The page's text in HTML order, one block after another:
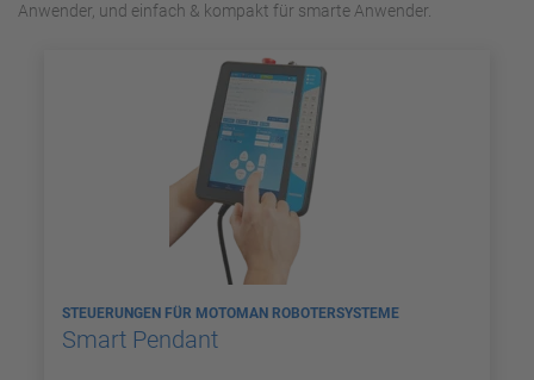
Anwender, und einfach & kompakt für smarte Anwender.
STEUERUNGEN FÜR MOTOMAN ROBOTERSYSTEME
Smart Pendant